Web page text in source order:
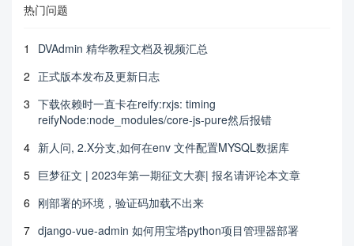
热门问题
1
DVAdmin 精华教程文档及视频汇总
2 正式版本发布及更新日志
3 下载依赖时一直卡在reify:rxjs: timing
reifyNode:node_modules/core-js-pure然后报错
4 新人问, 2.X分支,如何在env 文件配置MYSQL数据库
5 巨梦征文 | 2023年第一期征文大赛| 报名请评论本文章
6 刚部署的环境，验证码加载不出来
7 django-vue-admin 如何用宝塔python项目管理器部署